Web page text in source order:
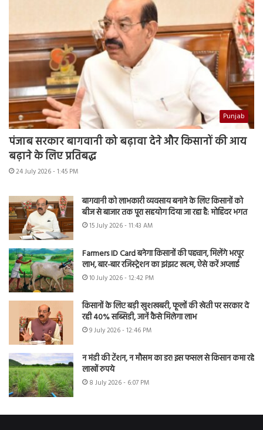
Punjab
पंजाब सरकार बागवानी को बढ़ावा देने और किसानों की आय
बढ़ाने के लिए प्रतिबद्ध
24 July 2026 - 1:45 PM
बागवानी को लाभकारी व्यवसाय बनाने के लिए किसानों को
बीज से बाजार तक पूरा सहयोग दिया जा रहा है: मोहिंदर भगत
15 July 2026 - 11:43 AM
Farmers ID Card बनेगा किसानों की पहचान, मिलेंगे भरपूर
लाभ, बार-बार रजिस्ट्रेशन का झंझट खत्म, ऐसे करें अप्लाई
10 July 2026 - 12:42 PM
किसानों के लिए बड़ी खुशखबरी, फूलों की खेती पर सरकार दे
रही 40% सब्सिडी, जानें कैसे मिलेगा लाभ
9 July 2026 - 12:46 PM
न मंडी की टेंशन, न मौसम का डर! इस फसल से किसान कमा रहे
लाखों रुपये
8 July 2026 - 6:07 PM